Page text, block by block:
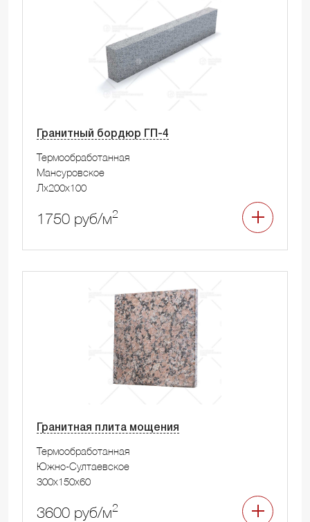
Гранитный бордюр ГП-4
Термообработанная
Мансуровское
Лx200x100
1750 руб/м2
Гранитная плита мощения
Термообработанная
Южно-Султаевское
300x150x60
3600 руб/м2